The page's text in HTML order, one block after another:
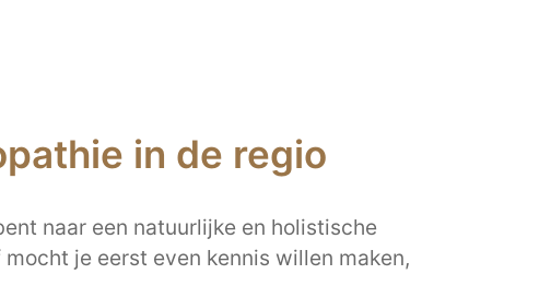
in de regio
naar een natuurlijke en holistische
je eerst even kennis willen maken,